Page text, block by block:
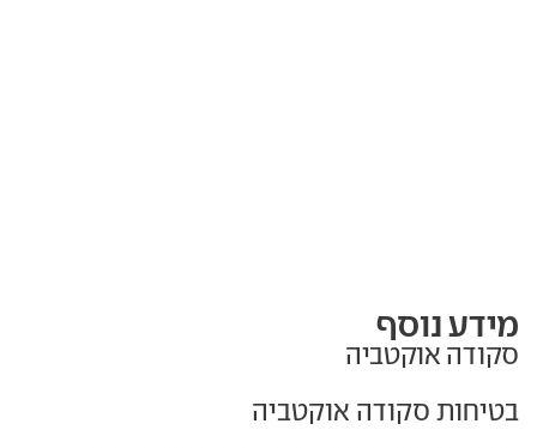
מידע נוסף
סקודה אוקטביה
בטיחות סקודה אוקטביה